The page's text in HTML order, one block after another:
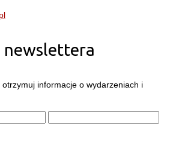
newslettera
informacje o wydarzeniach i